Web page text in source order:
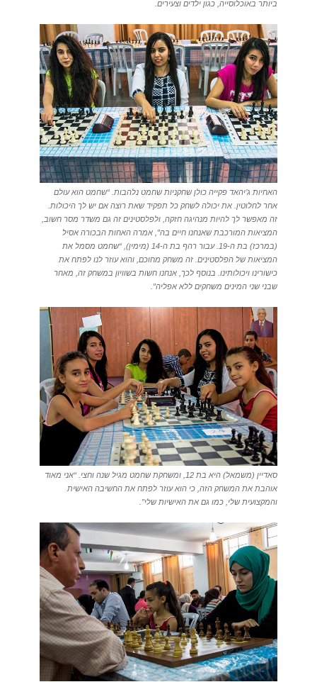
ביותר באוכלוסייה, כגון ילדים וצעירים.
האחיות ג’יהאד פקייה כולן שחקניות שחמט נלהבות. “שחמט הוא עולם
אחר לחלוטין. את יכולה לשחק כל תפקיד שאת רוצה אם יש לך היכולות.
זה מאפשר לך להיות מנהיגה חזקה, ולפלסטינים זה גם משדר מסר חשוב,
המציאות המורכבת שאנחנו חיים בה”, אמרה האחות הבכורה אסיל
(במרכז) בת ה-19. עבור רהף בת ה-14 (מימין), “שחמט מסמל את
המציאות של הפלסטינים. זה משחק מחוכם, והוא עוזר לנו לפתח את
כישורינו ויכולותינו. בנוסף לכך, אנחנו חשות בשוויון במשחק זה, מאחר
שבני שני המינים משחקים ללא אפליה”.
סאדיין (משמאל) היא בת 12, ומשחקת שחמט מגיל שנה וחצי. “אני מאוד
אוהבת את המשחק הזה, כי הוא עוזר לפתח את החשיבה האישית
והמקצועית שלי, כמו גם את האישיות שלי”.